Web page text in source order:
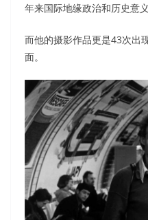
年来国际地缘政治和历史意
而他的摄影作品更是43次出
面。